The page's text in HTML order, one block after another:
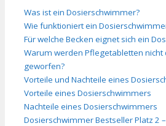
Was ist ein Dosierschwimmer?
Wie funktioniert ein
Für welche Becken eignet sich ein
Warum werden Pflegetabletten nicht
geworfen?
Vorteile und Nachteile eines
Vorteile eines Dosierschwimmers
Nachteile eines Dosierschwimmers
Dosierschwimmer Bestseller Platz 2